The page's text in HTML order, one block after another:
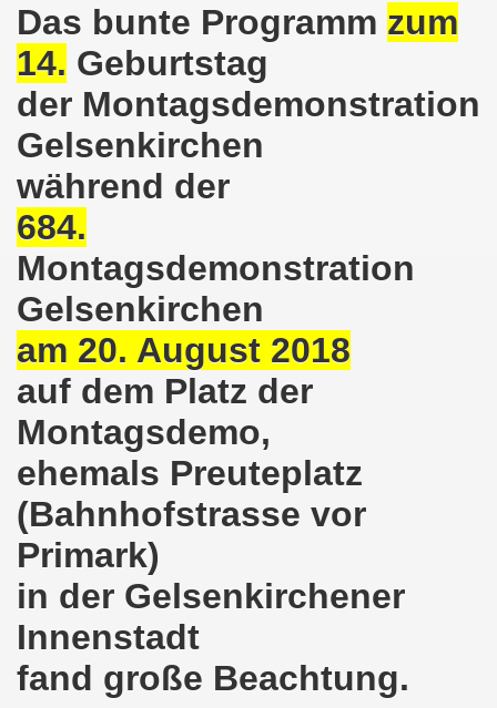
Das bunte Programm zum
14. Geburtstag
der Montagsdemonstration
Gelsenkirchen
während der
684.
Montagsdemonstration
Gelsenkirchen
am 20. August 2018
auf dem Platz der
Montagsdemo,
ehemals Preuteplatz
(Bahnhofstrasse vor
Primark)
in der Gelsenkirchener
Innenstadt
fand große Beachtung.
wir den III. Weltkrieg! Kommt zum Antikriegstag
ist bereit seit dem 22.08.2022 zu kämpfen
ruft auf am 22.08.2022 zum Protest und
Montagsdemo-Bewegung: Stärken wir
feierte am 11.07.2022 das 750. Jubiläum der
751. Gelsenkirchener Montagsdemo-Bewegung auf
gegen Inflation, gegen Armut und gegen die
mit bis zu etwa ca. 1.500 Teilnehmerinnen
Montagsdemo-Bewegung am 23.05.2022 - stärken wir
mich aktiv am 01.05.2022 im Zeichen des Kampfes
gleichermaßen bekämpfen am 28.03.2022 auf
Montagsdemo-Bewegung - stärken wir
am 14.03.2022: Wir müssen alles tun, um
Montagsdemo-Bewegung am 14.03.2022 - stärken wir
am 28.02.2022 - breiter Protest und breiter